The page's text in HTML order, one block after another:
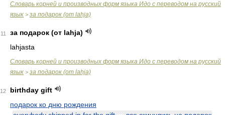
Словарь корней и производных форм языка Идо с переводом на русский
язык > за подарок (от lahja)
11
за подарок (от lahja)
lahjasta
Словарь корней и производных форм языка Идо с переводом на русский
язык > за подарок (от lahja)
12
birthday gift
подарок ко дню рождения